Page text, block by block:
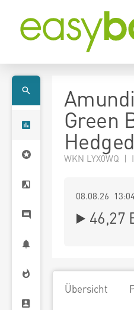
Green
WKN LYX0WQ |
08.08.26
46,27
Übersicht